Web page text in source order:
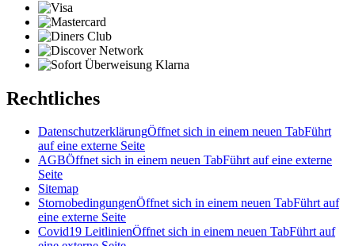
Rechtliches
DatenschutzerklärungÖffnet sich in einem neuen TabFührt
auf eine externe Seite
AGBÖffnet sich in einem neuen TabFührt auf eine externe
Seite
Sitemap
StornobedingungenÖffnet sich in einem neuen TabFührt auf
eine externe Seite
Covid19 LeitlinienÖffnet sich in einem neuen TabFührt auf